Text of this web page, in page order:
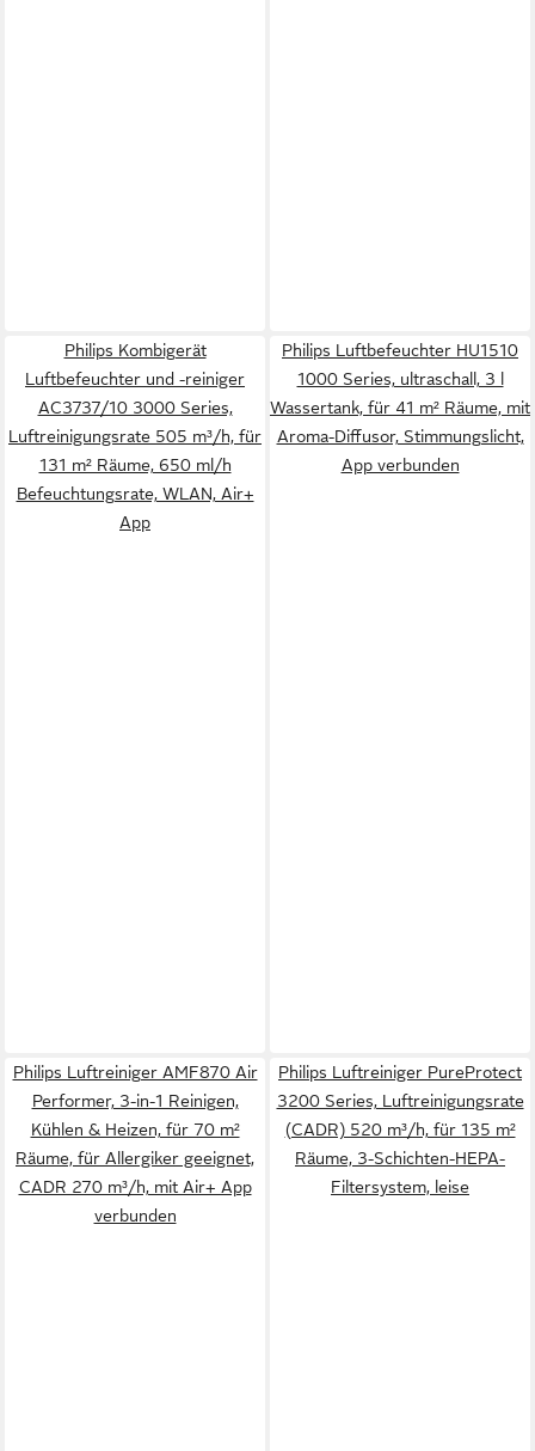
Philips Kombigerät
Luftbefeuchter und -reiniger
AC3737/10 3000 Series,
Luftreinigungsrate 505 m³/h, für
131 m² Räume, 650 ml/h
Befeuchtungsrate, WLAN, Air+
App
Philips Luftbefeuchter HU1510
1000 Series, ultraschall, 3 l
Wassertank, für 41 m² Räume, mit
Aroma-Diffusor, Stimmungslicht,
App verbunden
Philips Luftreiniger AMF870 Air
Performer, 3-in-1 Reinigen,
Kühlen & Heizen, für 70 m²
Räume, für Allergiker geeignet,
CADR 270 m³/h, mit Air+ App
verbunden
Philips Luftreiniger PureProtect
3200 Series, Luftreinigungsrate
(CADR) 520 m³/h, für 135 m²
Räume, 3-Schichten-HEPA-
Filtersystem, leise